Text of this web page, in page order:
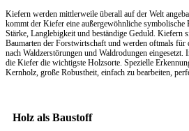
Kiefern werden mittlerweile überall auf der Welt
kommt der Kiefer eine außergewöhnliche symbolische
Stärke, Langlebigkeit und beständige Geduld. Kiefern
Baumarten der Forstwirtschaft und werden oftmals für
nach Waldzerstörungen und Waldrodungen
die Kiefer die wichtigste Holzsorte. Spezielle
Kernholz, große Robustheit, einfach zu bearbeiten,
Holz als Baustoff